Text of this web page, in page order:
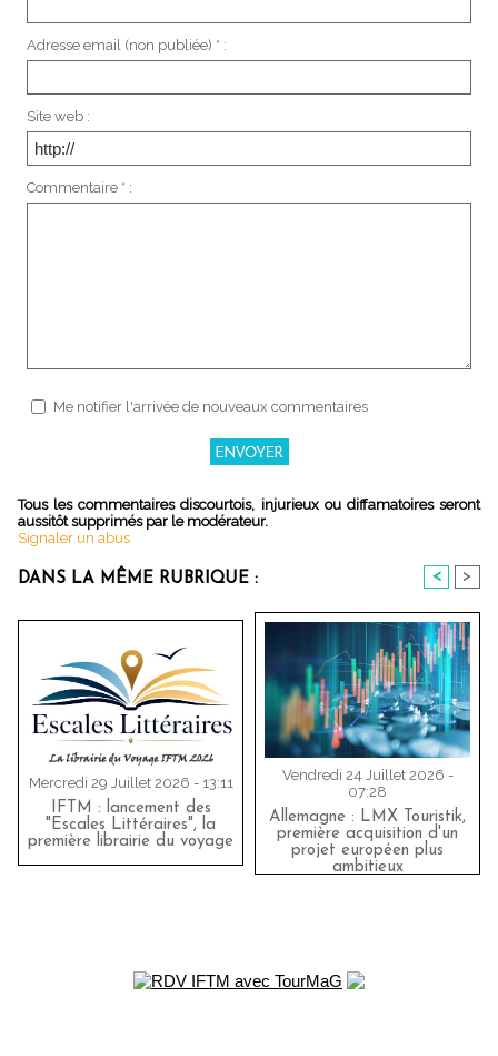
Adresse email (non publiée) * :
Site web :
Commentaire * :
Me notifier l'arrivée de nouveaux commentaires
Tous les commentaires discourtois, injurieux ou diffamatoires seront
aussitôt supprimés par le modérateur.
Signaler un abus
DANS LA MÊME RUBRIQUE : < >
Mercredi 29 Juillet 2026 - 13:11
IFTM : lancement des
"Escales Littéraires", la
première librairie du voyage
Vendredi 24 Juillet 2026 -
07:28
Allemagne : LMX Touristik,
première acquisition d'un
projet européen plus
ambitieux